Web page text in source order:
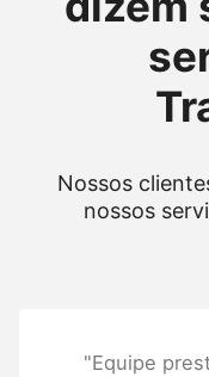
Nossos
nossos
"Equipe